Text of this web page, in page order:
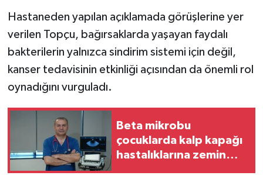
Hastaneden yapılan açıklamada görüşlerine yer
verilen Topçu, bağırsaklarda yaşayan faydalı
bakterilerin yalnızca sindirim sistemi için değil,
kanser tedavisinin etkinliği açısından da önemli rol
oynadığını vurguladı.
Beta mikrobu
çocuklarda kalp kapağı
hastalıklarına zemin